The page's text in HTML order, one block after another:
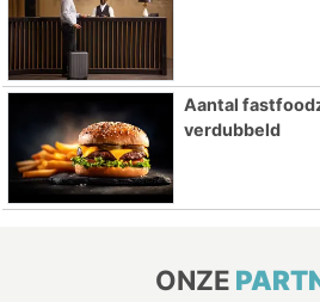
Aantal
verdubbeld
ONZE